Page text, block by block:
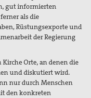
gut informierten
als die
Rüstungsexporte und
der Regierung
Orte, an denen die
und diskutiert wird.
nur durch Menschen
den konkreten